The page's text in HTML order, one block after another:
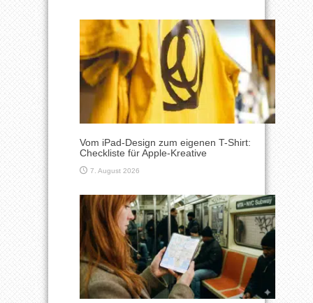
Vom iPad-Design zum eigenen T-Shirt:
Checkliste für Apple-Kreative
7. August 2026